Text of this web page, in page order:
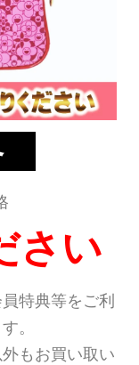
さい
特典等をご利
。
もお買い取い